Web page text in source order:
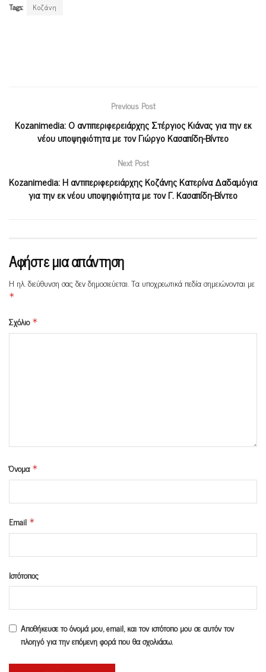
Tags: Κοζάνη
Previous Post
Kozanimedia: Ο αντιπεριφερειάρχης Στέργιος Κιάνας για την εκ
νέου υποψηφιότητα με τον Γιώργο Κασαπίδη-Βίντεο
Next Post
Kozanimedia: Η αντιπεριφερειάρχης Κοζάνης Κατερίνα Δαδαμόγια
για την εκ νέου υποψηφιότητα με τον Γ. Κασαπίδη-Βίντεο
Αφήστε μια απάντηση
Η ηλ. διεύθυνση σας δεν δημοσιεύεται.Τα υποχρεωτικά πεδία σημειώνονται με
*
Σχόλιο *
Όνομα *
Email *
Ιστότοπος
Αποθήκευσε το όνομά μου, email, και τον ιστότοπο μου σε αυτόν τον
πλοηγό για την επόμενη φορά που θα σχολιάσω.